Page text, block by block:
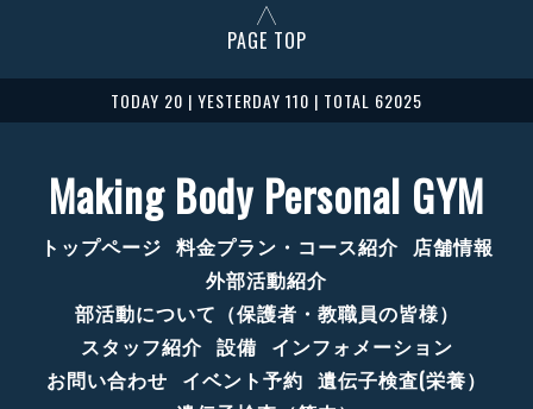
PAGE TOP
TODAY 20 | YESTERDAY 110 | TOTAL 62025
Making Body Personal GYM
トップページ 料金プラン・コース紹介 店舗情報
外部活動紹介
部活動について（保護者・教職員の皆様）
スタッフ紹介 設備 インフォメーション
お問い合わせ イベント予約 遺伝子検査(栄養）